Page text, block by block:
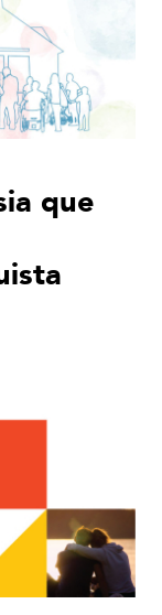
que